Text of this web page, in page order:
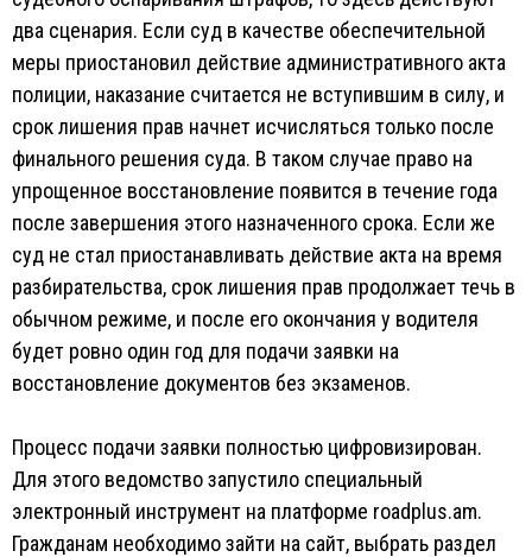
два сценария. Если суд в качестве обеспечительной
меры приостановил действие административного акта
полиции, наказание считается не вступившим в силу, и
срок лишения прав начнет исчисляться только после
финального решения суда. В таком случае право на
упрощенное восстановление появится в течение года
после завершения этого назначенного срока. Если же
суд не стал приостанавливать действие акта на время
разбирательства, срок лишения прав продолжает течь в
обычном режиме, и после его окончания у водителя
будет ровно один год для подачи заявки на
восстановление документов без экзаменов.
Процесс подачи заявки полностью цифровизирован.
Для этого ведомство запустило специальный
электронный инструмент на платформе roadplus.am.
Гражданам необходимо зайти на сайт, выбрать раздел